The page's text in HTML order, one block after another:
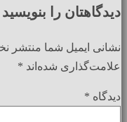
دیدگاهتان را بنویسید
نشانی ایمیل شما منتشر
علامت‌گذاری شده‌اند *
دیدگاه *